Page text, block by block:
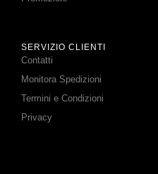
SERVIZIO CLIENTI
Contatti
Monitora Spedizioni
Termini e Condizioni
Privacy